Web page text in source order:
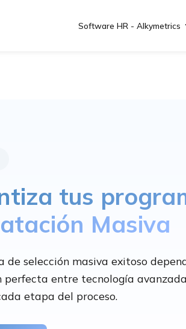
Software HR - Alkymetrics
tus
Masiva
de selección masiva exitoso
perfecta entre tecnología
etapa del proceso.